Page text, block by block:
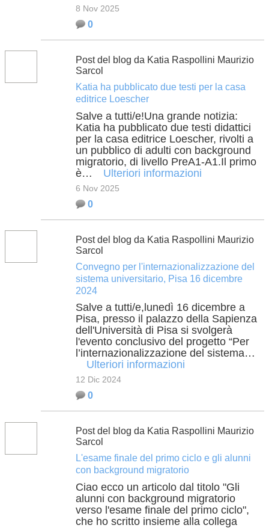
8 Nov 2025
0
Post del blog da Katia Raspollini Maurizio
Sarcol
Katia ha pubblicato due testi per la casa
editrice Loescher
Salve a tutti/e!Una grande notizia:
Katia ha pubblicato due testi didattici
per la casa editrice Loescher, rivolti a
un pubblico di adulti con background
migratorio, di livello PreA1-A1.Il primo
è…
Ulteriori informazioni
6 Nov 2025
0
Post del blog da Katia Raspollini Maurizio
Sarcol
Convegno per l'internazionalizzazione del
sistema universitario, Pisa 16 dicembre
2024
Salve a tutti/e,lunedì 16 dicembre a
Pisa, presso il palazzo della Sapienza
dell'Università di Pisa si svolgerà
l'evento conclusivo del progetto “Per
l’internazionalizzazione del sistema…
Ulteriori informazioni
12 Dic 2024
0
Post del blog da Katia Raspollini Maurizio
Sarcol
L'esame finale del primo ciclo e gli alunni
con background migratorio
Ciao ecco un articolo dal titolo "Gli
alunni con background migratorio
verso l'esame finale del primo ciclo",
che ho scritto insieme alla collega